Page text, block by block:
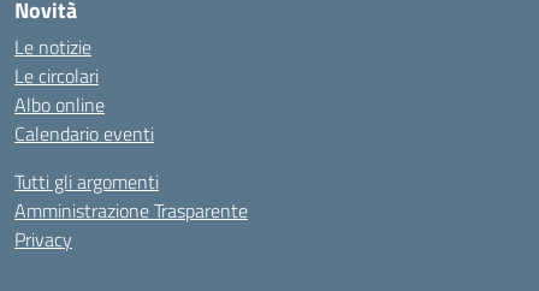
Novità
Le notizie
Le circolari
Albo online
Calendario eventi
Tutti gli argomenti
Amministrazione Trasparente
Privacy